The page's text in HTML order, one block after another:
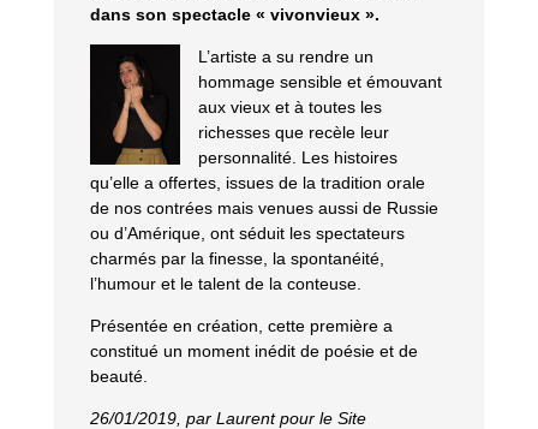
dans son spectacle « vivonvieux ».
L’artiste a su rendre un
hommage sensible et émouvant
aux vieux et à toutes les
richesses que recèle leur
personnalité. Les histoires
qu’elle a offertes, issues de la tradition orale
de nos contrées mais venues aussi de Russie
ou d’Amérique, ont séduit les spectateurs
charmés par la finesse, la spontanéité,
l’humour et le talent de la conteuse.
Présentée en création, cette première a
constitué un moment inédit de poésie et de
beauté.
26/01/2019, par Laurent pour le Site